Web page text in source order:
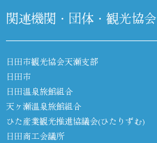
関連機関・団体・観光協会
日田市観光協会天瀬支部
日田市
日田温泉旅館組合
天ヶ瀬温泉旅館組合
ひた産業観光推進協議会(ひたりずむ)
日田商工会議所